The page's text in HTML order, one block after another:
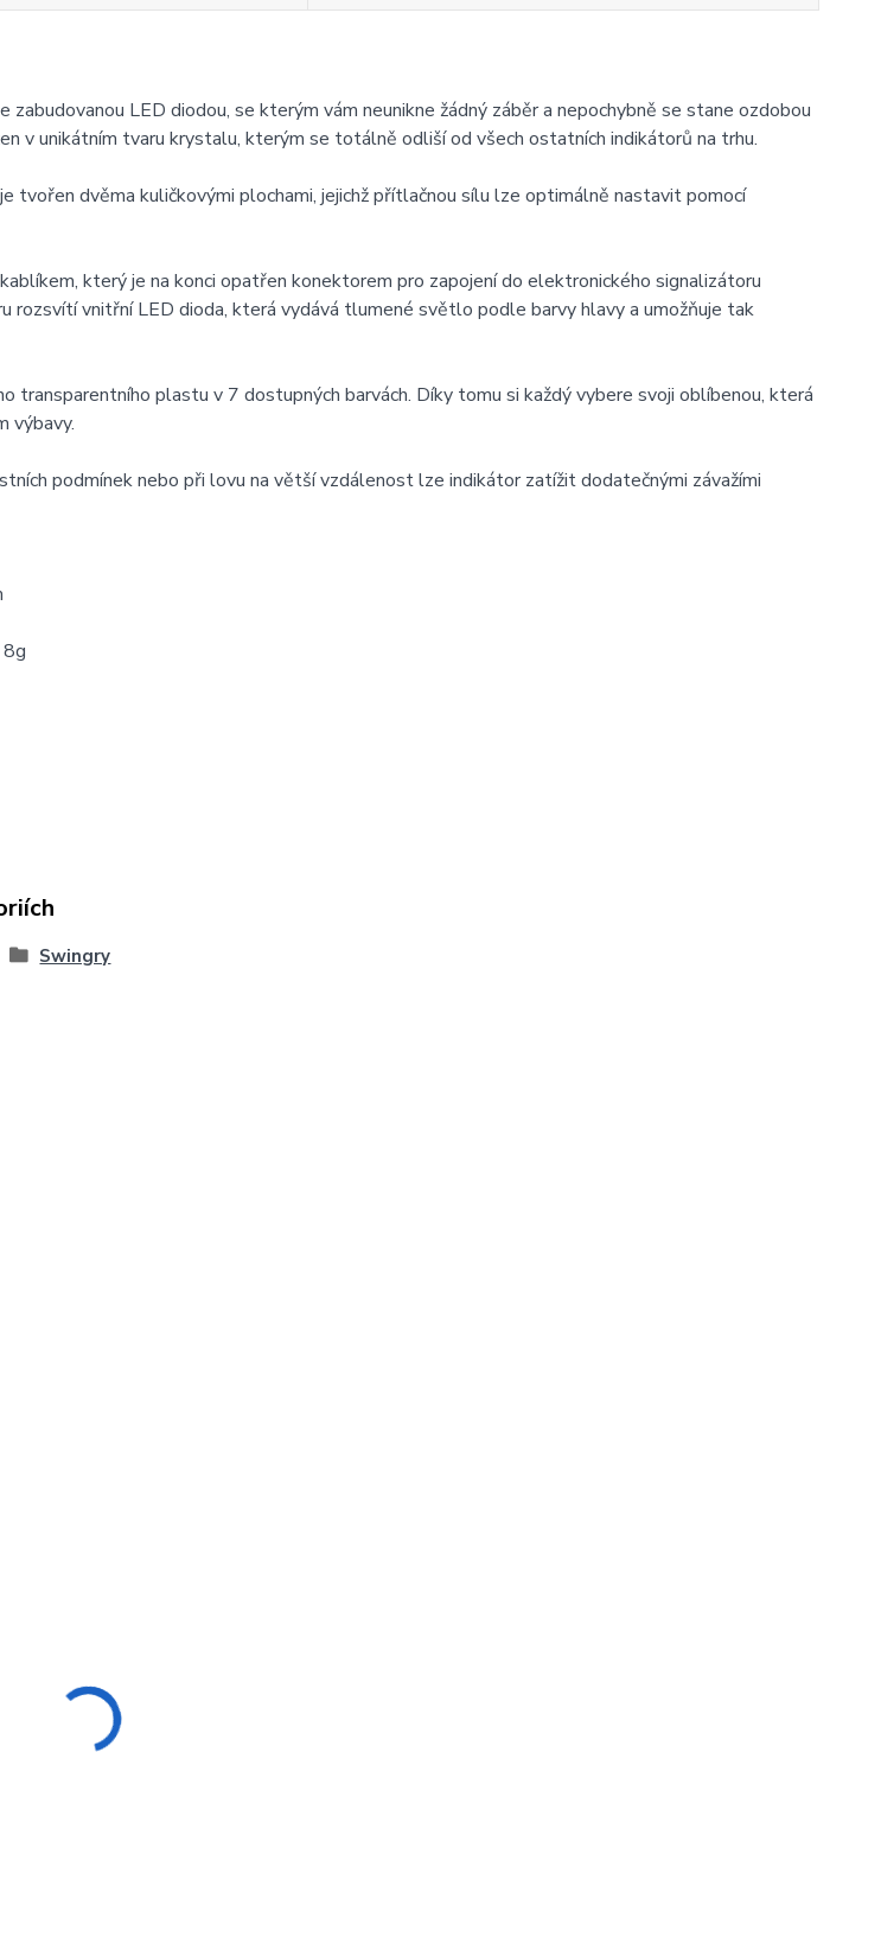
zabudovanou LED diodou, se kterým vám neunikne žádný záběr a nepochybně se stane ozdobou
v unikátním tvaru krystalu, kterým se totálně odliší od všech ostatních indikátorů na trhu.
tvořen dvěma kuličkovými plochami, jejichž přítlačnou sílu lze optimálně nastavit pomocí
který je na konci opatřen konektorem pro zapojení do elektronického signalizátoru
rozsvítí vnitřní LED dioda, která vydává tlumené světlo podle barvy hlavy a umožňuje tak
transparentního plastu v 7 dostupných barvách. Díky tomu si každý vybere svoji oblíbenou, která
výbavy.
podmínek nebo při lovu na větší vzdálenost lze indikátor zatížit dodatečnými závažími
Swingry